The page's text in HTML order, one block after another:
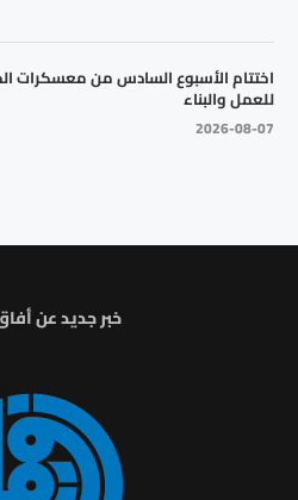
اختتام الأسبوع السادس من معسكرات
للعمل والبناء
2026-08-07
خبر جديد عن